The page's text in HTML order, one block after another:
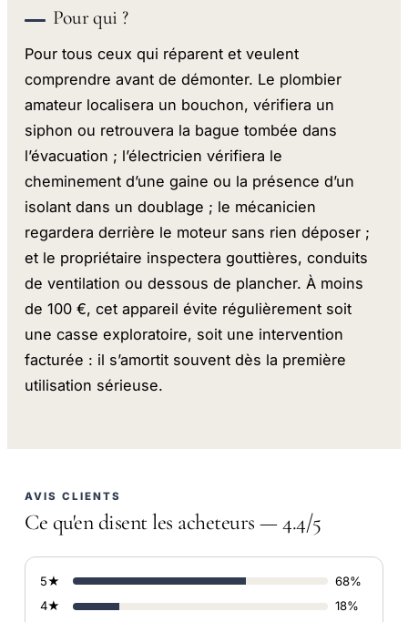
Pour qui ?
Pour tous ceux qui réparent et veulent
comprendre avant de démonter. Le plombier
amateur localisera un bouchon, vérifiera un
siphon ou retrouvera la bague tombée dans
l’évacuation ; l’électricien vérifiera le
cheminement d’une gaine ou la présence d’un
isolant dans un doublage ; le mécanicien
regardera derrière le moteur sans rien déposer ;
et le propriétaire inspectera gouttières, conduits
de ventilation ou dessous de plancher. À moins
de 100 €, cet appareil évite régulièrement soit
une casse exploratoire, soit une intervention
facturée : il s’amortit souvent dès la première
utilisation sérieuse.
AVIS CLIENTS
Ce qu'en disent les acheteurs — 4.4/5
5★
68%
4★
18%